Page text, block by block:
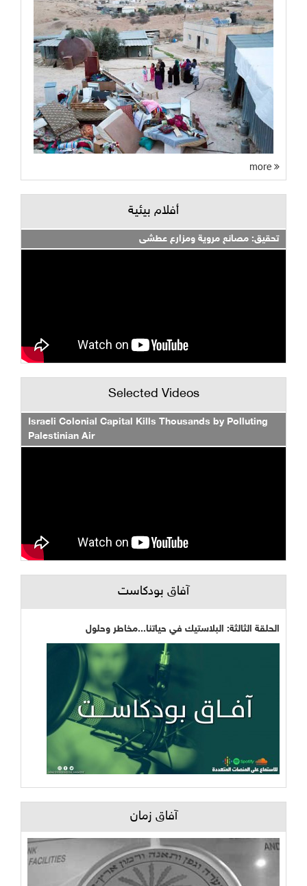
أفلام بيئية
تحقيق: مصانع مروية ومزارع عطشى
Selected Videos
Israeli Colonial Capital Kills Thousands by Polluting
Palestinian Air
آفاق بودكاست
الحلقة الثالثة: البلاستيك في حياتنا...مخاطر وحلول
آفاق زمان